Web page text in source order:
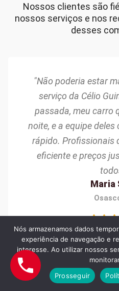
Nossos clientes são
nossos serviços e nos
desses
"Não poderia estar
serviço da Célio
passada, meu carro
noite, e a equipe
rápido. Profissionais
eficiente e preços
Maria
"Excelente experiência
Nós armazenamos dados
experiência de navegação e
interesse. Ao utilizar nossos
Prosseguir